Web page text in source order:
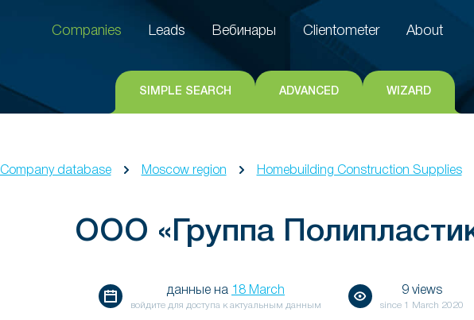
Clientometer
Companies
Leads Вебинары Clientometer About
SIMPLE SEARCH ADVANCED WIZARD
Company database Moscow region Homebuilding Construction Supplies
ООО «Группа
данные на 18 March
войдите для доступа к актуальным данным
9 views
since 1 March 2020